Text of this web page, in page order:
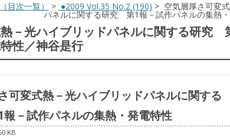
目次一覧） > ●2009 Vol.35 No.2 (190) > 空気層厚さ可変
パネルに関する研究 第1報－試作パネルの集熱
－光ハイブリッドパネルに関する研究
性／神谷是行
可変式熱－光ハイブリッドパネルに関する
－試作パネルの集熱・発電特性
KB